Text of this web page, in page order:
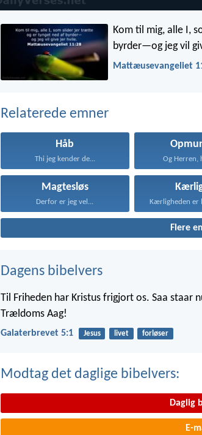
Kom til mig, alle I,
byrder—og jeg vil
Mattæusevangeliet
Relaterede emner
Håb
Thi jeg kender de... Og Herren,
Magtesløs
Derfor er jeg vel...
Flere
Dagens bibelvers
Til Friheden har Kristus frigjort os. Saa staar
Trældoms Aag!
Galaterbrevet 5:1 Jesus livet forløser
Modtag det daglige bibelvers:
Daglig
E-